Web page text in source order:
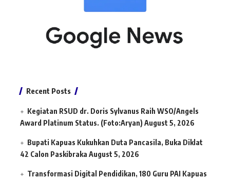
Recent Posts
Kegiatan RSUD dr. Doris Sylvanus Raih WSO/Angels
Award Platinum Status. (Foto:Aryan) August 5, 2026
Bupati Kapuas Kukuhkan Duta Pancasila, Buka Diklat
42 Calon Paskibraka August 5, 2026
Transformasi Digital Pendidikan, 180 Guru PAI Kapuas